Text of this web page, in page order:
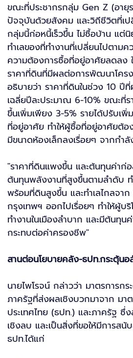
ขณะที่ประชากรกลุ่ม Gen Z (อายุ
ปัจจุบันด้วยสังคม และวิถีชีวิตที่เป
กลุ่มนี้ก่อหนี้เร็วขึ้น ไม่ซื้อบ้าน แต่นิ
ทำเลของที่ทำงานที่เปลี่ยนไปตาม
ความต้องการซื้อที่อยู่อาศัยลดลง
ราคาที่ดินที่มีผลต่อการพัฒนาโคร
อธิบายว่า ราคาที่ดินในช่วง 10 ปี
เฉลี่ยปีละประมาณ 6-10% ขณะที่
ขึ้นเพิ่มเพียง 3-5% รายได้ปรับเพิ่
ที่อยู่อาศัย ทำให้ผู้ซื้อที่อยู่อาศัยต้อ
มีขนาดห้องเล็กลงเรื่อยๆ จากกำลั
"ราคาที่ดินแพงขึ้น และต้นทุนค่าก่
ต้นทุนพลังงานที่สูงขึ้นตามลำดับ ท
พร้อมที่ดินสูงขึ้น และทำเลไกลจา
กรุงเทพฯ ออกไปเรื่อยๆ ทำให้ผู้บริ
ทำงานในเมืองลำบาก และมีต้นทุน
กระทบต่อค่าครองชีพ"
สานต่อนโยบายคลัง-ธปท.กระตุ้นอ
นายไพโรจน์ กล่าวว่า มาตรการก
ภาครัฐที่ส่งผลเชิงบวกมาจาก มา
ประเทศไทย (ธปท.) และภาครัฐ ซึ่
เชิงลบ และเป็นสิ่งที่ขอให้มีการสนั
ธปท.ได้แก่